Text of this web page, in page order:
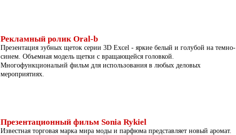
Рекламный ролик Oral-b
Презентация зубных щеток серии 3D Excel - яркие белый и голубой на темно-
синем. Объемная модель щетки с вращающейся головкой.
Многофункциональнй фильм для использования в любых деловых
мероприятиях.
Презентационный фильм Sonia Rykiel
Известная торговая марка мира моды и парфюма представляет новый аромат.